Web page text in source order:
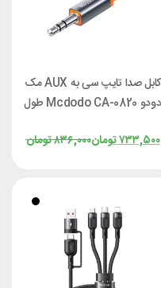
کابل صدا تایپ سی به AUX مک
دودو Mcdodo CA-0820 طول
تومان۸۳۶,۰۰۰تومان۷۳۳,۵۰۰